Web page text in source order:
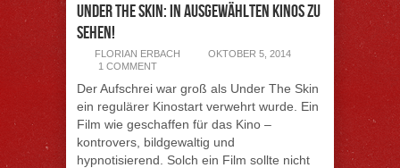
Under The Skin: In ausgewählten Kinos zu
sehen!
FLORIAN ERBACH
OKTOBER 5, 2014
1 COMMENT
Der Aufschrei war groß als Under The Skin
ein regulärer Kinostart verwehrt wurde. Ein
Film wie geschaffen für das Kino –
kontrovers, bildgewaltig und
hypnotisierend. Solch ein Film sollte nicht